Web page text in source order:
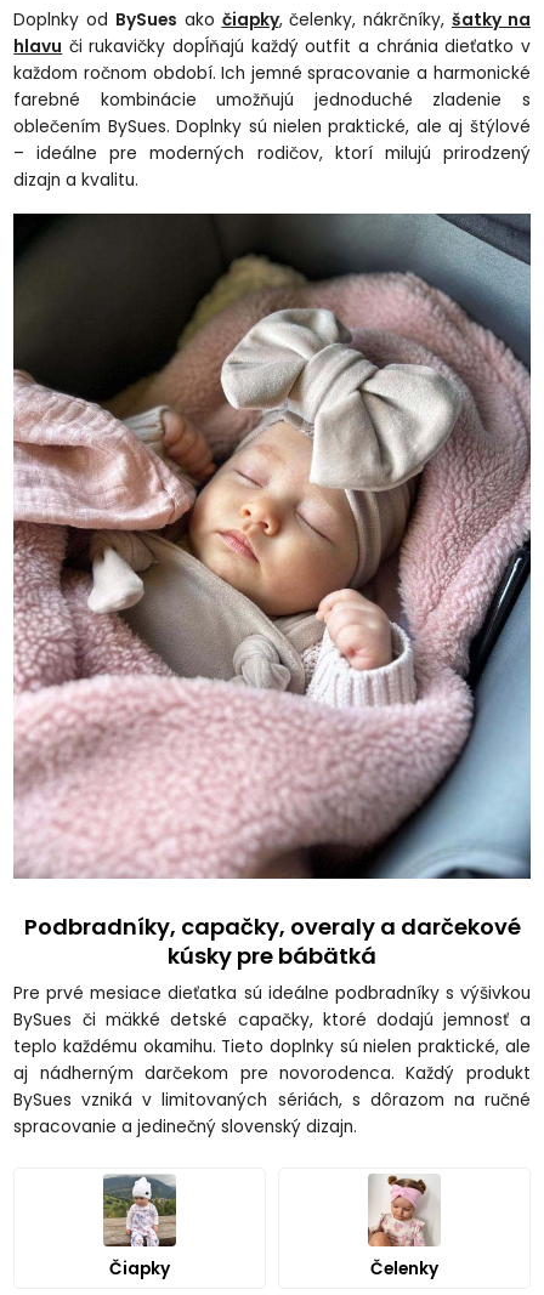
Doplnky od BySues ako čiapky, čelenky, nákrčníky, šatky na
hlavu či rukavičky dopĺňajú každý outfit a chránia dieťatko v
každom ročnom období. Ich jemné spracovanie a harmonické
farebné kombinácie umožňujú jednoduché zladenie s
oblečením BySues. Doplnky sú nielen praktické, ale aj štýlové
– ideálne pre moderných rodičov, ktorí milujú prirodzený
dizajn a kvalitu.
Podbradníky, capačky, overaly a darčekové
kúsky pre bábätká
Pre prvé mesiace dieťatka sú ideálne podbradníky s výšivkou
BySues či mäkké detské capačky, ktoré dodajú jemnosť a
teplo každému okamihu. Tieto doplnky sú nielen praktické, ale
aj nádherným darčekom pre novorodenca. Každý produkt
BySues vzniká v limitovaných sériách, s dôrazom na ručné
spracovanie a jedinečný slovenský dizajn.
Čiapky Čelenky